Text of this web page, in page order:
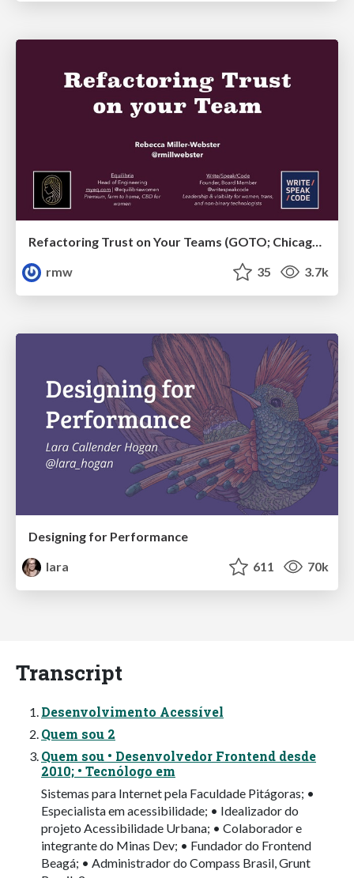
Refactoring Trust on Your Teams (GOTO; Chicago 2020)
rmw
35 3.7k
Designing for Performance
lara
611 70k
Transcript
Desenvolvimento Acessível
Quem sou 2
Quem sou • Desenvolvedor Frontend desde
2010; • Tecnólogo em
Sistemas para Internet pela Faculdade Pitágoras; •
Especialista em acessibilidade; • Idealizador do
projeto Acessibilidade Urbana; • Colaborador e
integrante do Minas Dev; • Fundador do Frontend
Beagá; • Administrador do Compass Brasil, Grunt